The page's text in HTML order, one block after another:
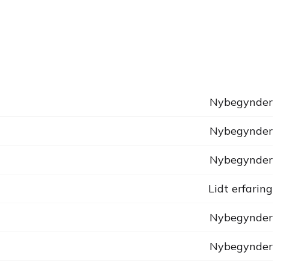
Nybegynder
Nybegynder
Nybegynder
Lidt erfaring
Nybegynder
Nybegynder